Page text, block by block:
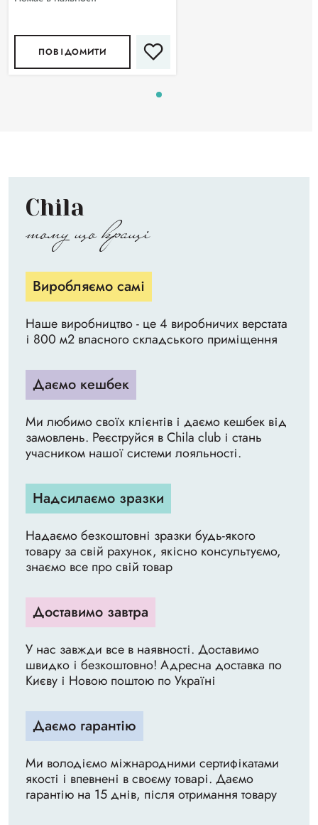
ПОВІДОМИТИ
Chila
тому що кращі
Виробляємо самі
Наше виробництво - це 4 виробничих верстата
і 800 м2 власного складського приміщення
Даємо кешбек
Ми любимо своїх клієнтів і даємо кешбек від
замовлень. Реєструйся в Chila club і стань
учасником нашої системи лояльності.
Надсилаємо зразки
Надаємо безкоштовні зразки будь-якого
товару за свій рахунок, якісно консультуємо,
знаємо все про свій товар
Доставимо завтра
У нас завжди все в наявності. Доставимо
швидко і безкоштовно! Адресна доставка по
Києву і Новою поштою по Україні
Даємо гарантію
Ми володіємо міжнародними сертифікатами
якості і впевнені в своєму товарі. Даємо
гарантію на 15 днів, після отримання товару